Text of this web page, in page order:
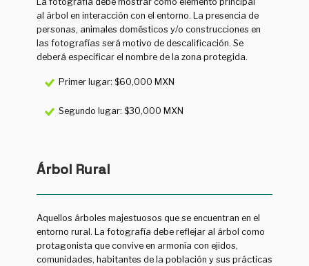
al árbol en interacción con el entorno. La presencia de
personas, animales domésticos y/o construcciones en
las fotografías será motivo de descalificación. Se
deberá especificar el nombre de la zona protegida.
Primer lugar: $60,000 MXN
Segundo lugar: $30,000 MXN
Árbol Rural
Aquellos árboles majestuosos que se encuentran en el
entorno rural. La fotografía debe reflejar al árbol como
protagonista que convive en armonía con ejidos,
comunidades, habitantes de la población y sus prácticas